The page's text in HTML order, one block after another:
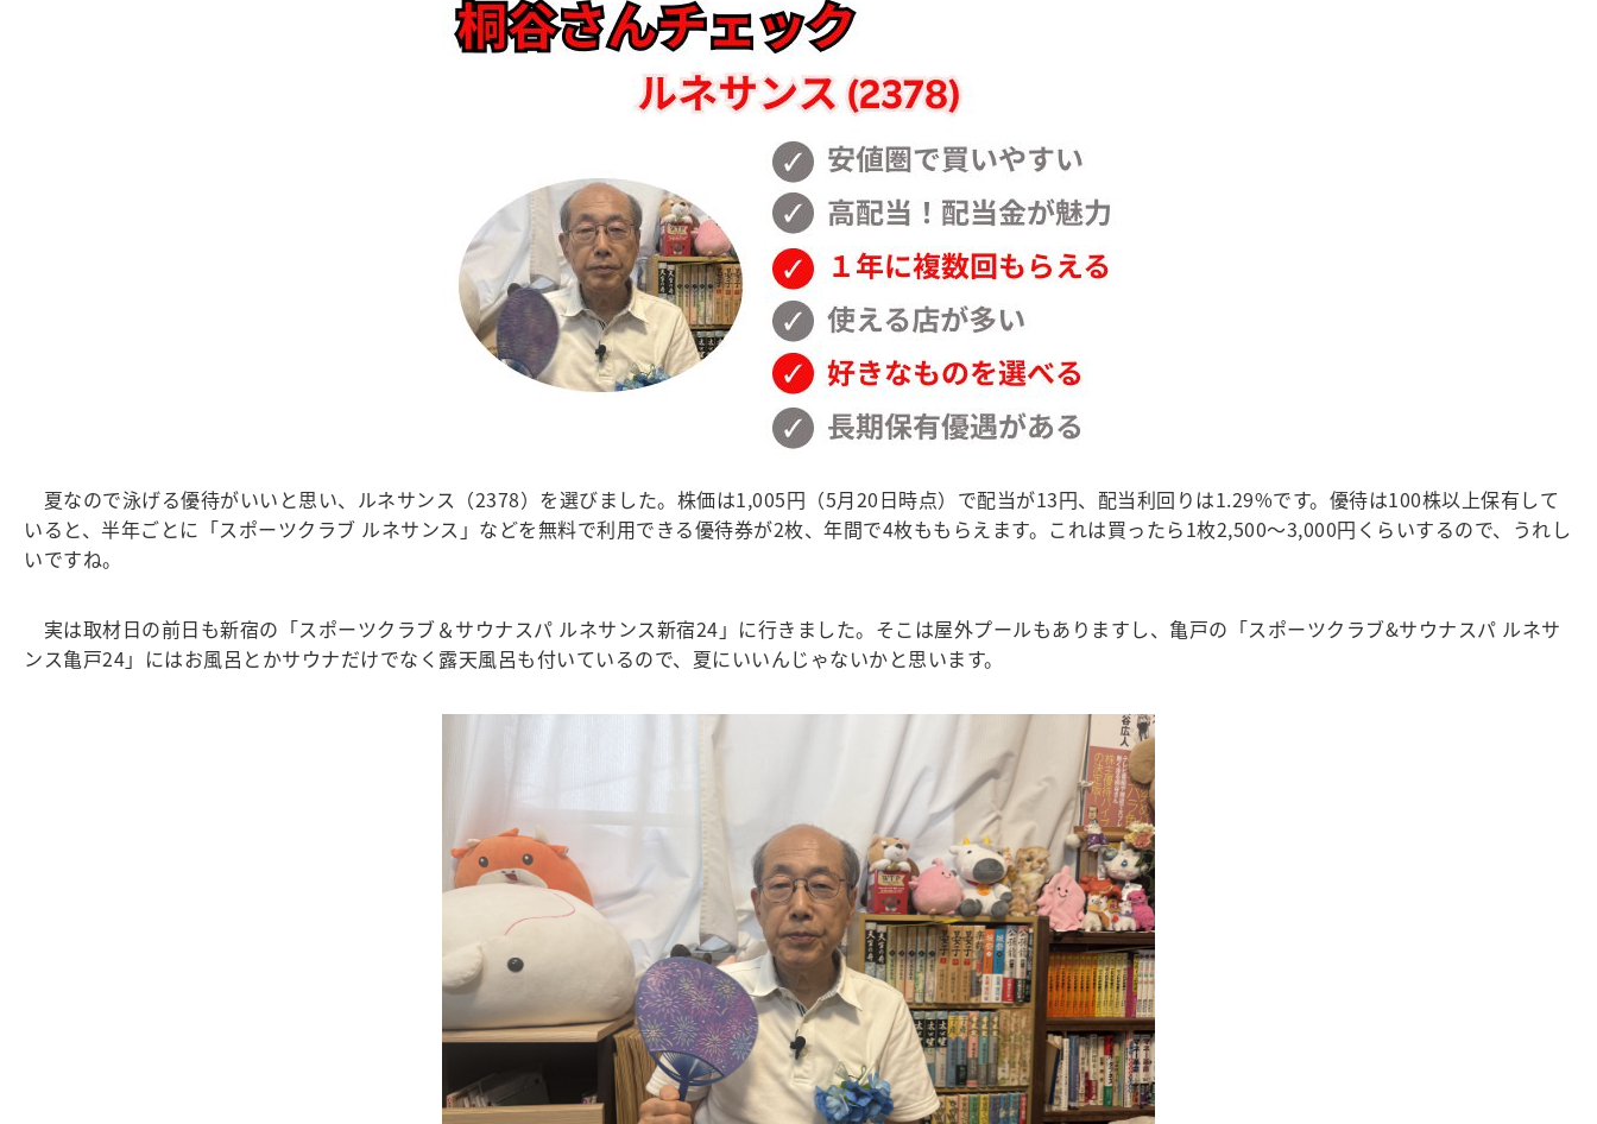
夏なので泳げる優待がいいと思い、ルネサンス（2378）を選びました。株価は1,005円（5月20日時点）で配当が13円、配当利回りは1.29%です。優待は100株以上保有して
いると、半年ごとに「スポーツクラブ ルネサンス」などを無料で利用できる優待券が2枚、年間で4枚ももらえます。これは買ったら1枚2,500～3,000円くらいするので、うれし
いですね。
実は取材日の前日も新宿の「スポーツクラブ＆サウナスパ ルネサンス新宿24」に行きました。そこは屋外プールもありますし、亀戸の「スポーツクラブ&サウナスパ ルネサ
ンス亀戸24」にはお風呂とかサウナだけでなく露天風呂も付いているので、夏にいいんじゃないかと思います。